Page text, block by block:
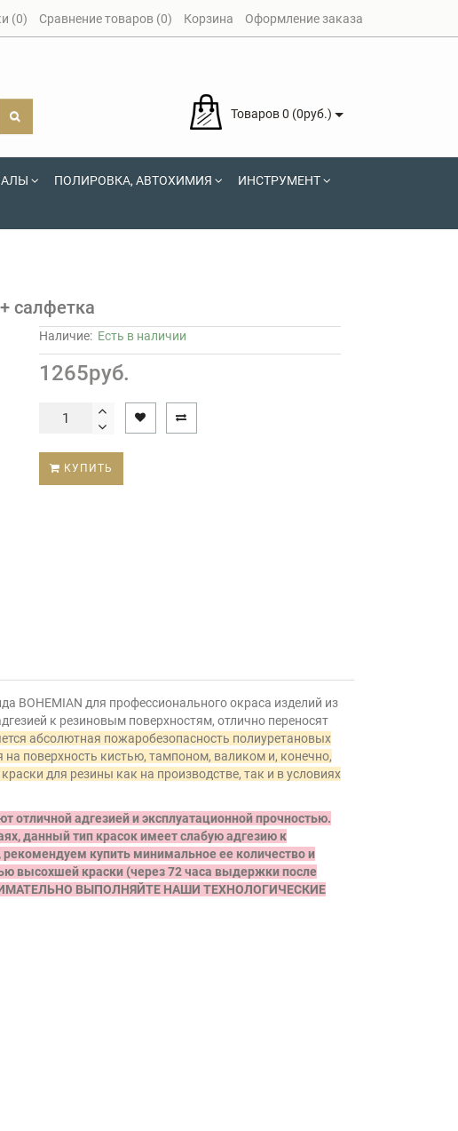
(0) Сравнение товаров (0) Корзина Оформление заказа
Товаров 0 (0руб.)
ПОЛИРОВКА, АВТОХИМИЯ ИНСТРУМЕНТ
салфетка
Наличие: Есть в наличии
1265руб.
КУПИТЬ
BOHEMIAN для профессионального окраса изделий из
к резиновым поверхностям, отлично переносят
абсолютная пожаробезопасность полиуретановых
поверхность кистью, тампоном, валиком и, конечно,
для резины как на производстве, так и в условиях
адгезией и эксплуатационной прочностью.
данный тип красокимеет слабую адгезию к
купить минимальное ее количество и
высохшей краски (через 72 часа выдержки после
ВНИМАТЕЛЬНО ВЫПОЛНЯЙТЕ НАШИ ТЕХНОЛОГИЧЕСКИЕ